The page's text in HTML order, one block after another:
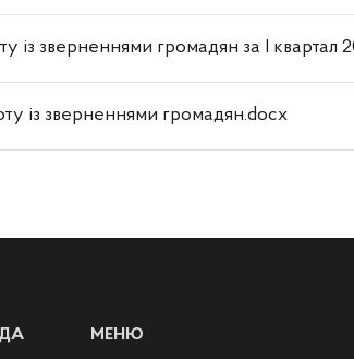
із зверненнями громадян за І квартал
із зверненнями громадян.docx
МЕНЮ